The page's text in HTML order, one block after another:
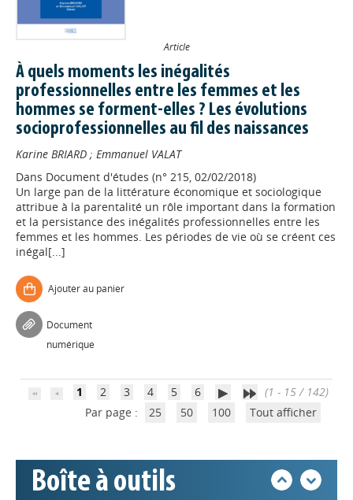
Article
À quels moments les inégalités
professionnelles entre les femmes et les
hommes se forment-elles ? Les évolutions
socioprofessionnelles au fil des naissances
Karine BRIARD ; Emmanuel VALAT
Dans Document d'études (n° 215, 02/02/2018)
Un large pan de la littérature économique et sociologique
attribue à la parentalité un rôle important dans la formation
et la persistance des inégalités professionnelles entre les
femmes et les hommes. Les périodes de vie où se créent ces
inégal[...]
Ajouter au panier
Document
numérique
1 2 3 4 5 6
(1 - 15 / 142)
Par page :
25 50 100 Tout afficher
Boîte à outils
Appels à projets
Accéder à son compte - (Se
Base documentaire